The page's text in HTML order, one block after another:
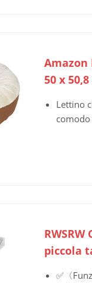
Amazon
50 x
Lettino
piccola
✅〈